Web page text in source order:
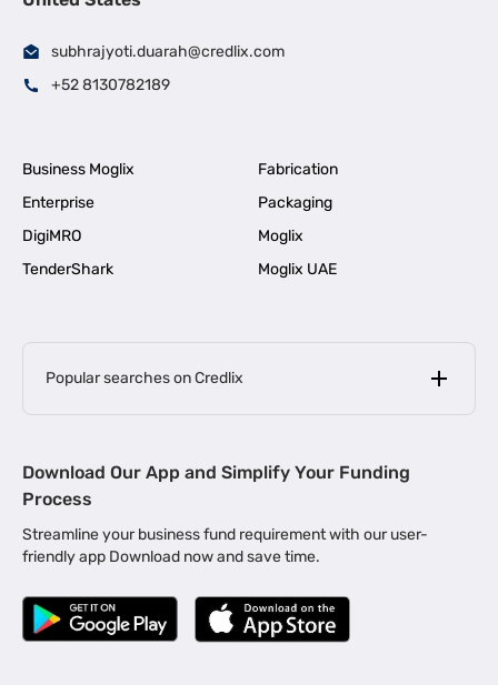
subhrajyoti.duarah@credlix.com
+52 8130782189
Business Moglix
Fabrication
Enterprise
Packaging
DigiMRO
Moglix
TenderShark
Moglix UAE
Popular searches on Credlix
MSME Loan for Startups |
Business Loan in Kerala | Business Loan in Bengaluru |
Business Loan for Manufacturers | Business Loan in Delhi
Business Loan for Machinery Purchase |
|
Download Our App and Simplify Your Funding
Process
Streamline your business fund requirement with our user-
friendly app Download now and save time.